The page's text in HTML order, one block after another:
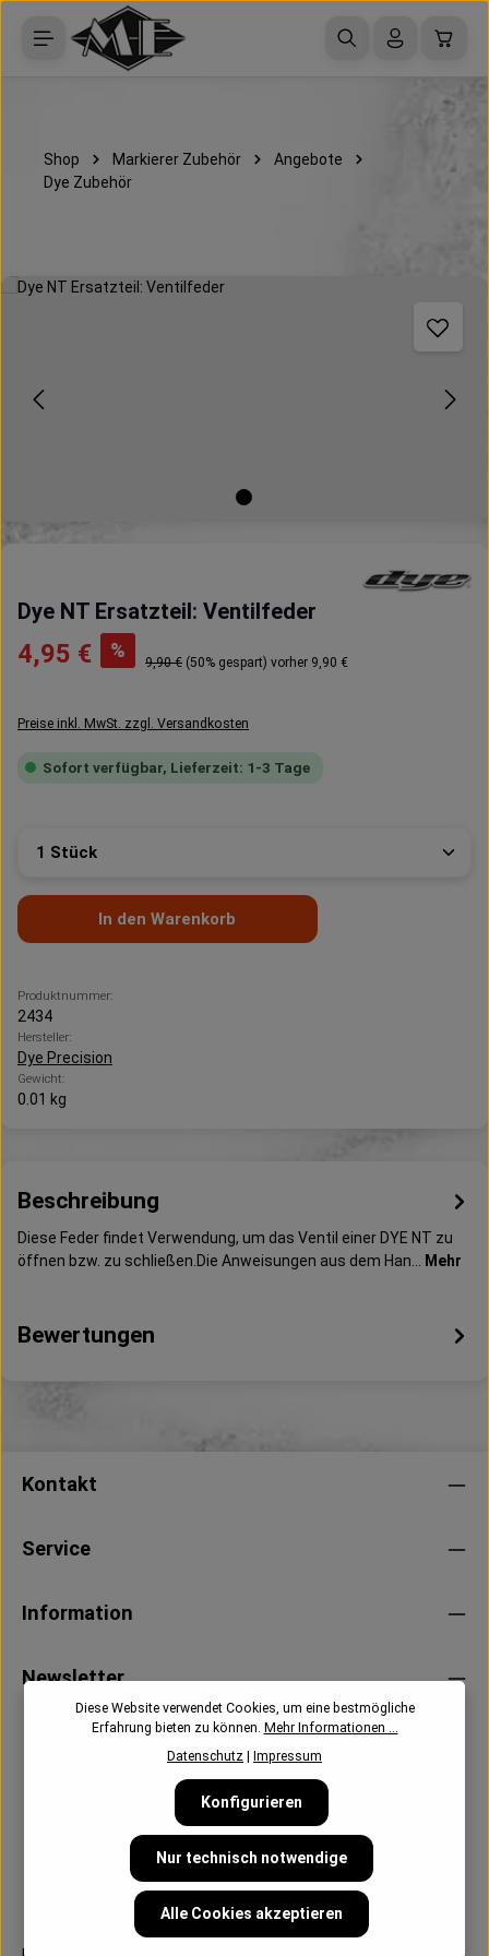
Zum Hauptinhalt springen
Shop Markierer Zubehör
Angebote
Dye Zubehör
Bildergalerie überspringen
Dye NT Ersatzteil: Ventilfeder
Verkaufspreis:
4,95 € % Regulärer Preis:
9,90 € (50% gespart) vorher 9,90 €
Preise inkl. MwSt. zzgl. Versandkosten
Sofort verfügbar, Lieferzeit: 1-3 Tage
Produkt Anzahl: Gib den gewünschten Wert ein
In den Warenkorb
Produktnummer:
2434
Hersteller:
Dye Precision
Gewicht:
0.01 kg
Beschreibung
Diese Feder findet Verwendung, um das Ventil einer DYE NT zu
öffnen bzw. zu schließen.Die Anweisungen aus dem Han…
Mehr
Bewertungen
Kontakt
Service
Information
Newsletter
Diese Website verwendet Cookies, um eine bestmögliche
Erfahrung bieten zu können. Mehr Informationen ...
Datenschutz | Impressum
Nur technisch notwendige
Konfigurieren
Alle Cookies akzeptieren